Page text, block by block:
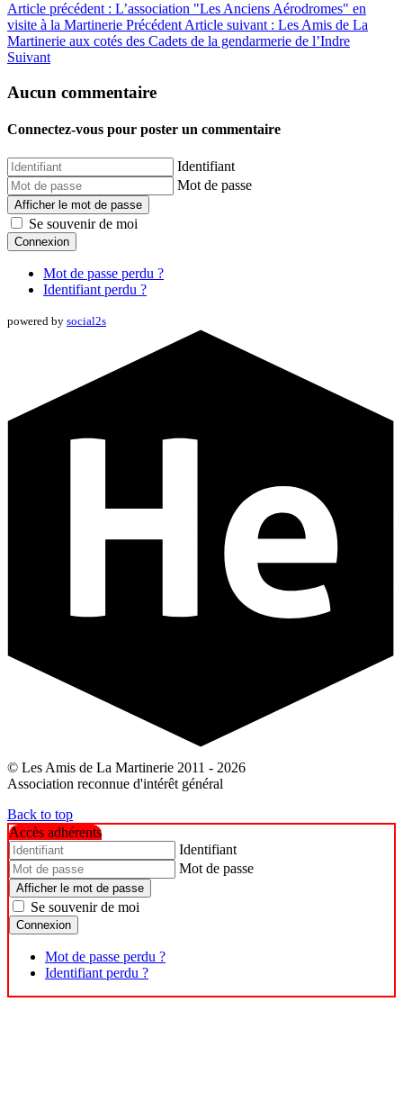
Article précédent : L’association "Les Anciens Aérodromes" en
visite à la Martinerie Précédent Article suivant : Les Amis de La
Martinerie aux cotés des Cadets de la gendarmerie de l’Indre
Suivant
Aucun commentaire
Connectez-vous pour poster un commentaire
Identifiant
Mot de passe
Afficher le mot de passe
Se souvenir de moi
Connexion
Mot de passe perdu ?
Identifiant perdu ?
powered by social2s
© Les Amis de La Martinerie 2011 - 2026
Association reconnue d'intérêt général
Back to top
Accès adhérents
Identifiant
Mot de passe
Afficher le mot de passe
Se souvenir de moi
Connexion
Mot de passe perdu ?
Identifiant perdu ?